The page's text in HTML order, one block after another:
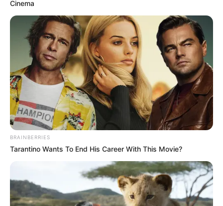
Elképesztő átalakulás: Gáspár Evelin
teljesen úgy néz ki, mint Jennifer Lopez
Győzike lánya nem titkolta, egyik példaképe
frizurájáért jelentkezett a be a fodrászához.
Cinema
BRAINBERRIES
Tarantino Wants To End His Career With This Movie?